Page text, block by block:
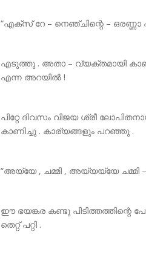
“എക്സ് റേ – നെഞ്ചിന്റെ –
എടുത്തു . അതാ – വ്യക്തമായി
എന്ന അറയിൽ !
പിറ്റേ ദിവസം വിജയ ശ്രീ
കാണിച്ചു . കാര്യങ്ങളും പറഞ്ഞു .
“അയ്യേ , ചമ്മി , അയ്യയ്യേ ചമ്മി
ഈ ഭയങ്കര കണ്ടു പിടിത്തത്തിന്റെ
തെറ്റ് പറ്റി .